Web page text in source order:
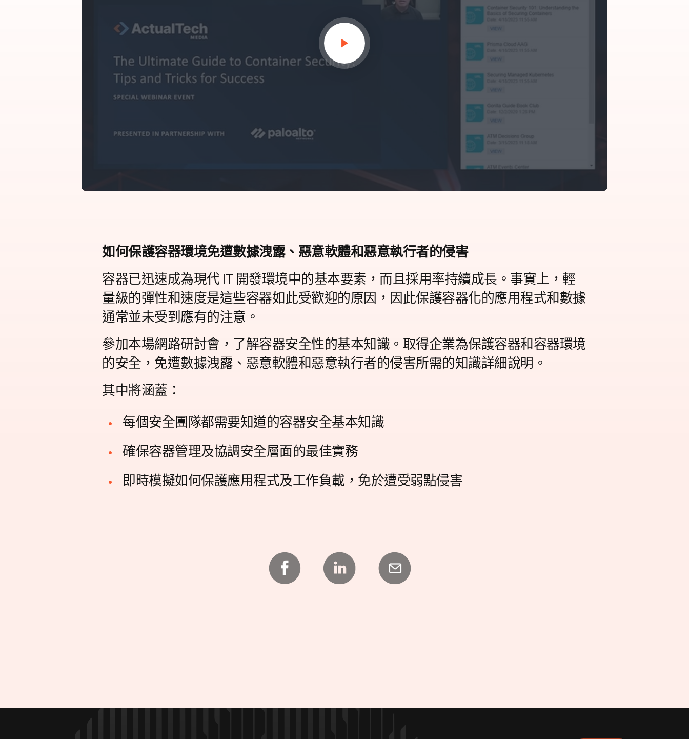
如何保護容器環境免遭數據洩露、惡意軟體和惡意執行者的侵害
容器已迅速成為現代 IT 開發環境中的基本要素，而且採用率持續成長。事實上，輕
量級的彈性和速度是這些容器如此受歡迎的原因，因此保護容器化的應用程式和數據
通常並未受到應有的注意。
參加本場網路研討會，了解容器安全性的基本知識。取得企業為保護容器和容器環境
的安全，免遭數據洩露、惡意軟體和惡意執行者的侵害所需的知識詳細說明。
其中將涵蓋：
每個安全團隊都需要知道的容器安全基本知識
確保容器管理及協調安全層面的最佳實務
即時模擬如何保護應用程式及工作負載，免於遭受弱點侵害